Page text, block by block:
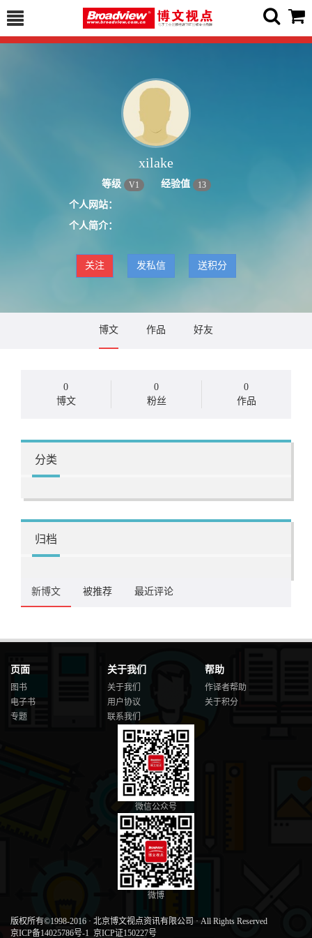
xilake
等级 V1 经验值 13
个人网站：
个人简介：
关注 发私信 送积分
博文 作品 好友
0
博文
0
粉丝
0
作品
分类
归档
新博文 被推荐 最近评论
页面
图书
电子书
专题
关于我们
关于我们
用户协议
联系我们
帮助
作译者帮助
关于积分
微信公众号
微博
版权所有©1998-2016 · 北京博文视点资讯有限公司 · All Rights Reserved
京ICP备14025786号-1 京ICP证150227号